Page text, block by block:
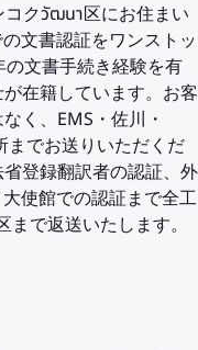
クวัฒนา区にお住まい
文書認証をワンストッ
文書手続き経験を有
在籍しています。お客
く、EMS・佐川・
までお送りいただくだ
登録翻訳者の認証、外
使館での認証まで全工
で返送いたします。